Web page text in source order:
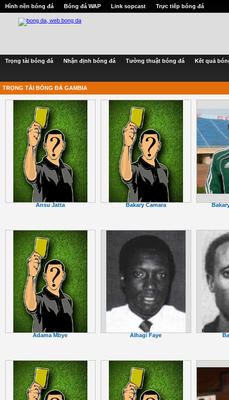
Hình nền bóng đá Bóng đá WAP Link sopcast Trực tiếp bóng đá
Trọng tài bóng đá Nhận định bóng đá Tường thuật bóng đá Kết quả
TRỌNG TÀI BÓNG ĐÁ GAMBIA
Ansu Jatta Bakary Camara
Adama Mbye Alhagi Faye